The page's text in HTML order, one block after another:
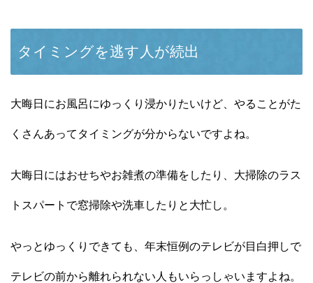
タイミングを逃す人が続出
大晦日にお風呂にゆっくり浸かりたいけど、やることがた
くさんあってタイミングが分からないですよね。
大晦日にはおせちやお雑煮の準備をしたり、大掃除のラス
トスパートで窓掃除や洗車したりと大忙し。
やっとゆっくりできても、年末恒例のテレビが目白押しで
テレビの前から離れられない人もいらっしゃいますよね。